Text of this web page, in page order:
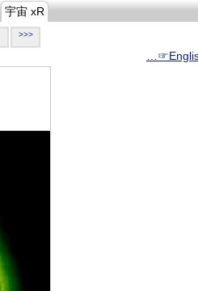
宇宙 xR
>>>